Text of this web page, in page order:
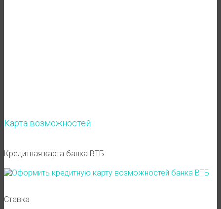
Карта возможностей
Кредитная карта банка ВТБ
Ставка